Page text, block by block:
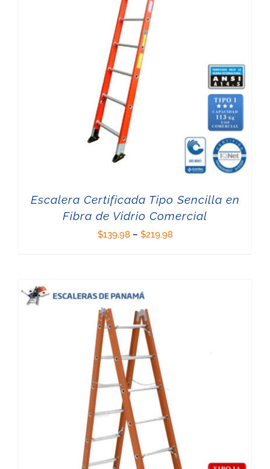
Escalera Certificada Tipo Sencilla en
Fibra de Vidrio Comercial
$139.98– $219.98